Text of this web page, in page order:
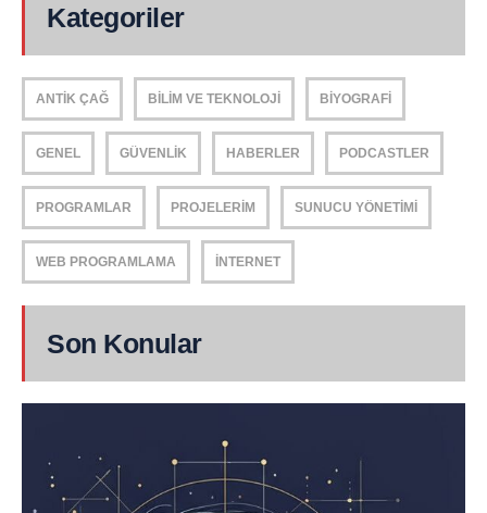
Kategoriler
ANTIK ÇAĞ BILIM VE TEKNOLOJI BIYOGRAFI
GENEL GÜVENLIK HABERLER PODCASTLER
PROGRAMLAR PROJELERIM SUNUCU YÖNETIMI
WEB PROGRAMLAMA İNTERNET
Son Konular